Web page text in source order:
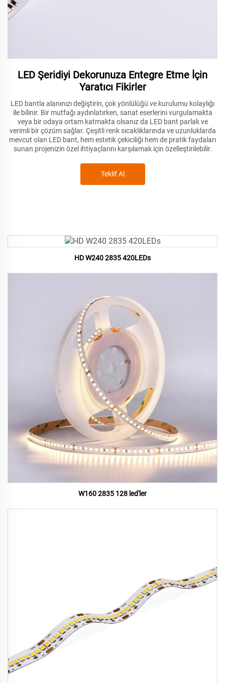
LED Şeridiyi Dekorunuza Entegre Etme İçin
Yaratıcı Fikirler
LED bantla alanınızı değiştirin, çok yönlülüğü ve kurulumu kolaylığı
ile bilinir. Bir mutfağı aydınlatırken, sanat eserlerini vurgulamakta
veya bir odaya ortam katmakta olsanız da LED bant parlak ve
verimli bir çözüm sağlar. Çeşitli renk sıcaklıklarında ve uzunluklarda
mevcut olan LED bant, hem estetik çekiciliği hem de pratik faydaları
sunan projenizin özel ihtiyaçlarını karşılamak için özelleştirilebilir.
Teklif Al
HD W240 2835 420LEDs
W160 2835 128 led'ler